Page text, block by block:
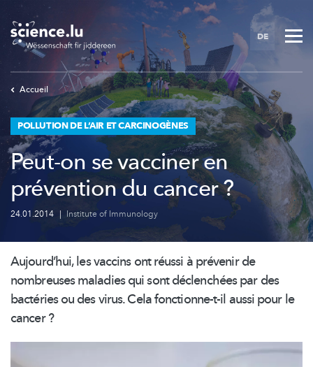
to
main
content
DE
Accueil
POLLUTION DE L’AIR ET CARCINOGÈNES
Peut-on se vacciner en
prévention du cancer ?
24.01.2014 | Institute of Immunology
Aujourd’hui,les vaccins ont réussi à prévenir de
nombreuses maladies qui sont déclenchées par des
bactéries ou des virus. Celafonctionne-t-il aussi pour le
cancer ?